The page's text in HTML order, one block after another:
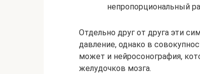
непропорциональный
Отдельно друг от друга эти
давление, однако в
может и нейросонография,
желудочков мозга.